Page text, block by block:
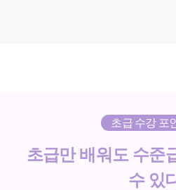
초급 수강 포
초급만 배워도 수준
수 있